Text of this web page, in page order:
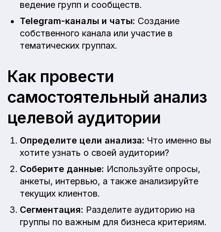
ведение групп и сообществ.
Telegram-каналы и чаты: Создание
собственного канала или участие в
тематических группах.
Как провести
самостоятельный анализ
целевой аудитории
Определите цели анализа: Что именно вы
хотите узнать о своей аудитории?
Соберите данные: Используйте опросы,
анкеты, интервью, а также анализируйте
текущих клиентов.
Сегментация: Разделите аудиторию на
группы по важным для бизнеса критериям.